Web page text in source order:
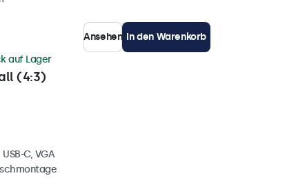
Ansehen In den Warenkorb
(4:3)
auf Lager
C, VGA